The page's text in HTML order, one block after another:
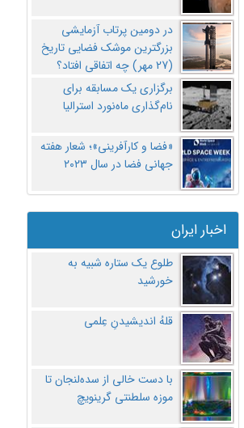
در دومین پرتاب آزمایشی
بزرگترین موشک فضایی تاریخ
(27 مهر‌) چه اتفاقی افتاد؟
برگزاری یک مسابقه برای
نام‌گذاری ماه‌نورد استرالیا
«فضا و کارآفرینی»؛ شعار هفته
جهانی فضا در سال ۲۰۲۳
اخبار ایران
طلوع یک ستاره شبیه به
خورشید
قلهُ اندیشیدنِ عِلمی
با دست خالی از سده‌لنجان تا
موزه سلطنتی گرینویچ